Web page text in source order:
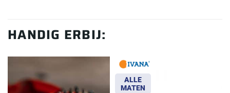
HANDIG ERBIJ:
ALLE
MATEN